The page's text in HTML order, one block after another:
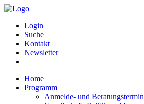
Login
Suche
Kontakt
Newsletter
Home
Programm
Anmelde- und